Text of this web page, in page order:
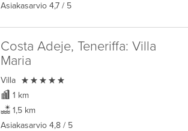
Asiakasarvio 4,7 / 5
Costa Adeje, Teneriffa: Villa
Maria
Villa 
1 km
1,5 km
Asiakasarvio 4,8 / 5